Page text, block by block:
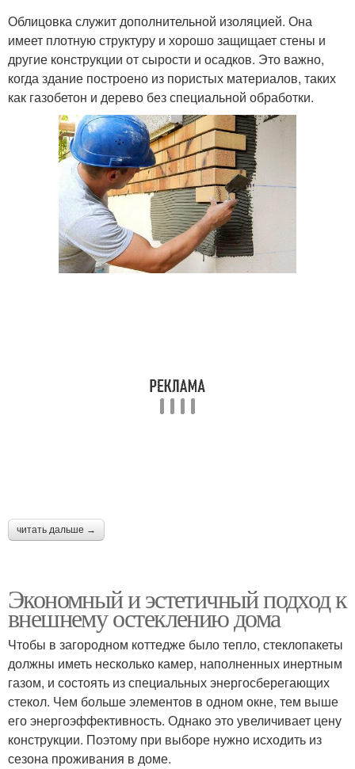
Облицовка служит дополнительной изоляцией. Она
имеет плотную структуру и хорошо защищает стены и
другие конструкции от сырости и осадков. Это важно,
когда здание построено из пористых материалов, таких
как газобетон и дерево без специальной обработки.
читать дальше →
Экономный и эстетичный подход к
внешнему остеклению дома
Чтобы в загородном коттедже было тепло, стеклопакеты
должны иметь несколько камер, наполненных инертным
газом, и состоять из специальных энергосберегающих
стекол. Чем больше элементов в одном окне, тем выше
его энергоэффективность. Однако это увеличивает цену
конструкции. Поэтому при выборе нужно исходить из
сезона проживания в доме.